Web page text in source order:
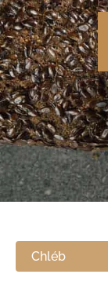
Chléb